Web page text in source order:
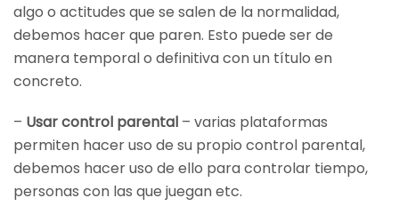
algo o actitudes que se salen de la normalidad,
debemos hacer que paren. Esto puede ser de
manera temporal o definitiva con un título en
concreto.
– Usar control parental – varias plataformas
permiten hacer uso de su propio control parental,
debemos hacer uso de ello para controlar tiempo,
personas con las que juegan etc.